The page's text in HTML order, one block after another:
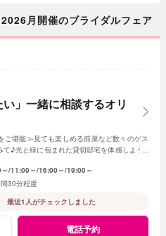
月開催のブライダルフェア
」一緒に相談するオリ
堪能≫見ても楽しめる前菜など数々のゲス
♪光と緑に包まれた貸切邸宅を体感しよう♪
11:00～ 16:00～ 19:00～
30分程度
最近1人がチェックしました
電話予約